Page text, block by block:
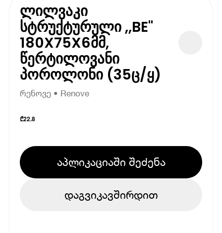
ლილვაკი
სტრუქტურული ,,BE"
180X75X6მმ,
წერტილოვანი
პოროლონი (35ც/ყ)
რენოვე • Renove
₾22.8
აპლიკაციაში შეძენა
დაგვიკავშირდით